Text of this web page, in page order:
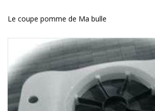
Le coupe pomme de Ma bulle